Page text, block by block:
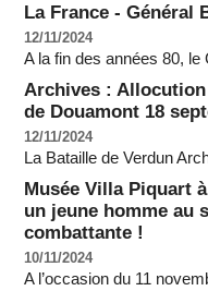
La France - Général
12/11/2024
A la fin des années 80, le
Archives :
de Douamont 18
12/11/2024
La Bataille de Verdun
Musée Villa Piquart
un jeune homme au
combattante !
10/11/2024
A l’occasion du 11